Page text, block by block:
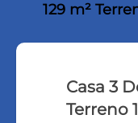
129 m²
Casa 3
Terreno